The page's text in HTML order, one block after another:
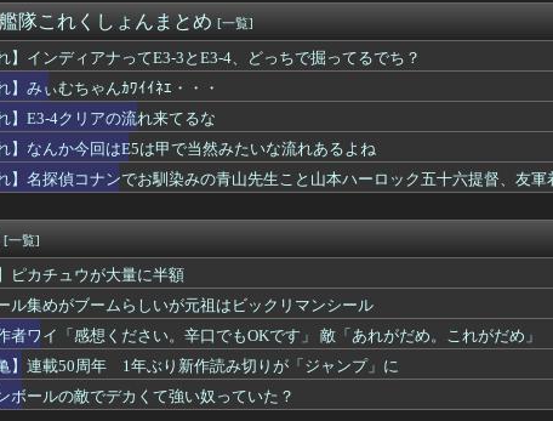
ワープして、今のゲーム業界について話しても信じてもらえな...
ントのカイネとかいうヒロインｗｗ
ー盛り…
かつて有能クリエイターを続々と輩出した謎の界隈ｗｗ
占タイトル数がヤバすぎると話題に！
た！？ ←「アヤベさんはトプロと “1...
敷くDKPIおひんばの嫁さんは好きかい？
デカくて強い奴っていた？
発売後もPS5はまだまだ現役」
ドに求めるものと言えば
『ヤニねこ』『地元最高！』『みいちゃんと山田さん』『ドカ...
でロング→ショートになる作品
ームの全体の流れどんな感じになるんだ…？
海外ニキの『NEXT FRONTIER』メタルカバーきたあ...
ゴールドエディションめちゃくちゃお買い得になってて草
イルのマジックポットの抽選ってタンクでヘイト取りまくら...
ーのやり口を評価するダスカツ
戦まけた…もういいや…
隊これくしょんまとめ [一覧]
】インディアナってE3-3とE3-4、どっちで掘ってるでち？
】みぃむちゃんｶﾜｲｲﾈｴ・・・
】E3-4クリアの流れ来てるな
】なんか今回はE5は甲で当然みたいな流れあるよね
】名探偵コナンでお馴染みの青山先生こと山本ハーロック五十六提督、友軍
[一覧]
ピカチュウが大量に半額
ル集めがブームらしいが元祖はビックリマンシール
者ワイ「感想ください。辛口でもOKです」 敵「あれがだめ。これがだめ」
亀】連載50周年 1年ぶり新作読み切りが「ジャンプ」に
ボールの敵でデカくて強い奴っていた？